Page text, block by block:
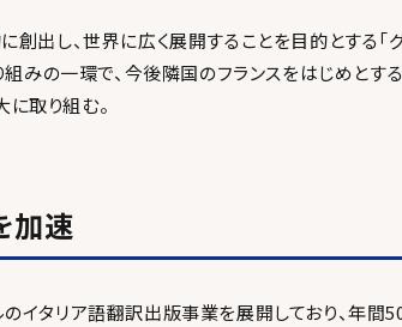
創出し、世界に広く展開することを目的とする「
みの一環で、今後隣国のフランスをはじめとす
取り組む。
加速
のイタリア語翻訳出版事業を展開しており、年間